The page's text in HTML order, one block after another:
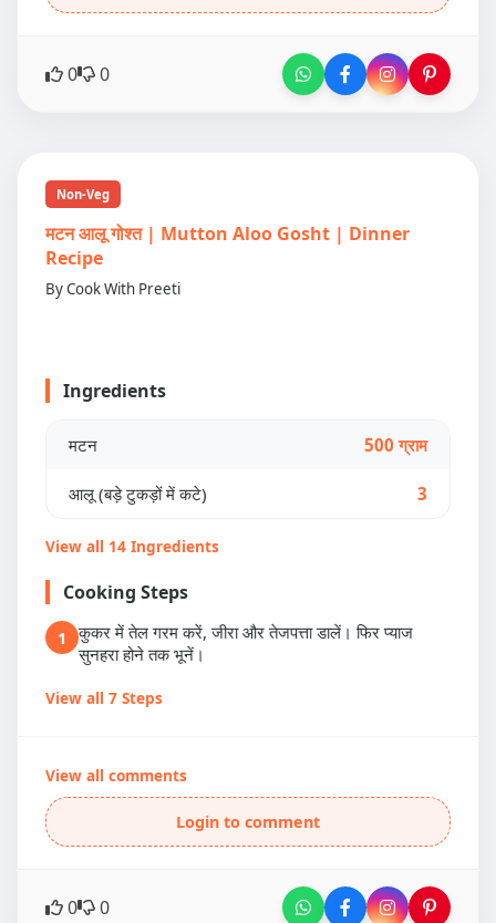
0 0
Non-Veg
मटन आलू गोश्त | Mutton Aloo Gosht | Dinner
Recipe
By Cook With Preeti
Ingredients
मटन 500 ग्राम
आलू (बड़े टुकड़ों में कटे) 3
View all 14 Ingredients
Cooking Steps
1
कुकर में तेल गरम करें, जीरा और तेजपत्ता डालें। फिर प्याज
सुनहरा होने तक भूनें।
View all 7 Steps
View all comments
Login to comment
0 0